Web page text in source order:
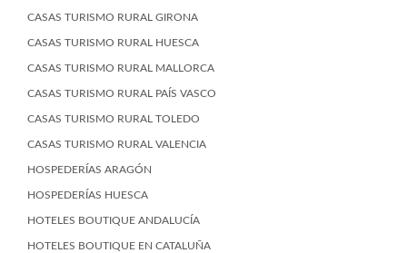
CASAS TURISMO RURAL GIRONA
CASAS TURISMO RURAL HUESCA
CASAS TURISMO RURAL MALLORCA
CASAS TURISMO RURAL PAÍS VASCO
CASAS TURISMO RURAL TOLEDO
CASAS TURISMO RURAL VALENCIA
HOSPEDERÍAS ARAGÓN
HOSPEDERÍAS HUESCA
HOTELES BOUTIQUE ANDALUCÍA
HOTELES BOUTIQUE EN CATALUÑA